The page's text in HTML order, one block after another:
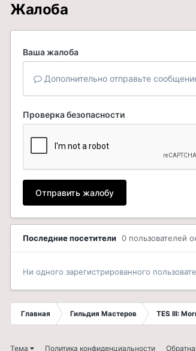
Жалоба
Ваша жалоба
Дополнительно отправьте
Проверка безопасности
Отправить жалобу
Последние посетители 0 пользователей
Ни одного зарегистрированного
Главная Гильдия Мастеров TES III:
Тема Политика конфиденциальности